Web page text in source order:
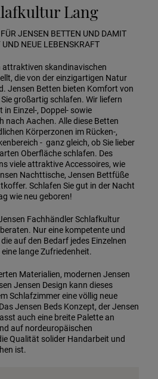
Lang
JENSEN BETTEN UND DAMIT
NEUE LEBENSKRAFT
attraktiven skandinavischen
die von der einzigartigen Natur
Jensen Betten bieten Komfort von
großartig schlafen. Wir liefern
Einzel-, Doppel- sowie
nach Aachen. Alle diese Betten
Körperzonen im Rücken-,
- ganz gleich, ob Sie lieber
Oberfläche schlafen. Des
viele attraktive Accessoires, wie
Nachttische, Jensen Bettfüße
Schlafen Sie gut in der Nacht
wie neu geboren!
Fachhändler Schlafkultur
Nur eine kompetente und
auf den Bedarf jedes Einzelnen
lange Zufriedenheit.
Materialien, modernen Jensen
Jensen Design kann dieses
Schlafzimmer eine völlig neue
Jensen Beds Konzept, der Jensen
auch eine breite Palette an
auf nordeuropäischen
Qualität solider Handarbeit und
ist.